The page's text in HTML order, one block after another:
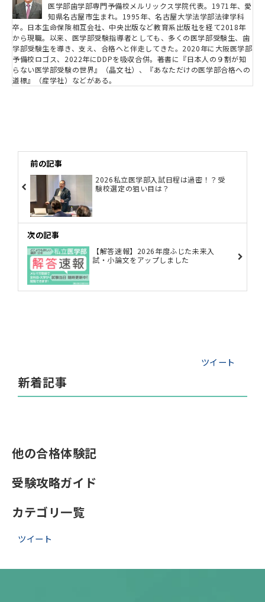
医学部歯学部専門予備校メルリックス学院代表。1971年、愛
知県名古屋市生まれ。1995年、名古屋大学法学部法律学科
卒。日本生命保険相互会社、中央出版など教育系出版社を経て2018年
から現職。以来、医学部受験指導者としても、多くの医学部受験生、歯
学部受験生を導き、支え、合格へと伴走してきた。2020年に大阪医学部
予備校ロゴス、2022年にDDPを吸収合併。著書に『日本人の９割が知
らない医学部受験の世界』（晶文社）、『あなただけの医学部合格への
道標』（産学社）などがある。
前の記事
2026私立医学部入試日程は過密！？受
験校選定の狙い目は？
次の記事
【解答速報】2026年度ふじた未来入
試・小論文をアップしました
ツイート
新着記事
他の合格体験記
受験攻略ガイド
カテゴリ一覧
ツイート